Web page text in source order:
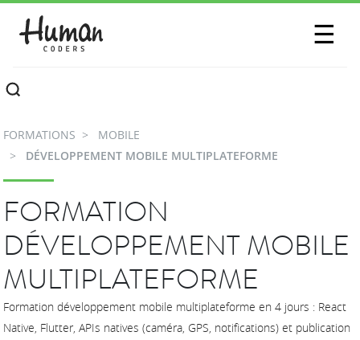
☰
CONTACTEZ-NOUS
FORMATIONS
MOBILE
DÉVELOPPEMENT MOBILE MULTIPLATEFORME
FORMATION
DÉVELOPPEMENT MOBILE
MULTIPLATEFORME
Formation développement mobile multiplateforme en 4 jours : React
Native, Flutter, APIs natives (caméra, GPS, notifications) et publication